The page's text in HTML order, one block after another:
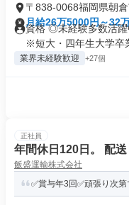
〒838-0068福岡県朝
月給26万5000円～32
資格 ◎未経験多数活
※短大・四年生大学卒
業界未経験歓迎 +27個
正社員
年間休日120日。 配
飯盛運輸株式会社
✅賞与年3回✅頑張り次